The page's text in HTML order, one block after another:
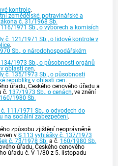
kontrole.
zemědělské, potravinářské a
č. 31/1968 Sb.
1971 Sb., o výborech a komisích
č. 121/1971 Sb., o lidové kontrole v
.
Sb., o národohospodářském
1973 Sb., o působnosti orgánů
oblasti cen.
č. 135/1973 Sb., o působnosti
republiky v oblasti cen.
úřadu, Českého cenového úřadu a
č. 137/1973 Sb., o cenách, ve znění
160/1980 Sb.
111/1971 Sb., o odvodech do
na sociální zabezpečení.
způsobu zjištění neoprávněně
v § 113 vyhlášky č. 137/1973
č. 73/1978 Sb. a č. 160/1980 Sb.
úřadu, Českého cenového
úřadu č. V-1/80 z 5. listopadu